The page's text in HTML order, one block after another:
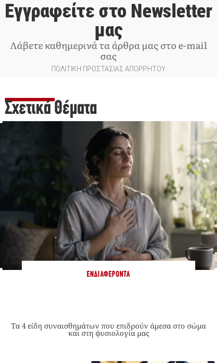
Εγγραφείτε στο Newsletter
μας
Λάβετε καθημερινά τα άρθρα μας στο e-mail
σας
ΠΟΛΙΤΙΚΗ ΠΡΟΣΤΑΣΙΑΣ ΑΠΟΡΡΗΤΟΥ
Σχετικά Θέματα
ΕΝΔΙΑΦΈΡΟΝΤΑ
Τα 4 είδη συναισθημάτων που επιδρούν άμεσα στο σώμα
και στη φυσιολογία μας